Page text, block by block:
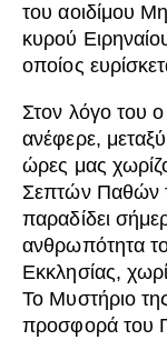
του αοιδίμου
κυρού
οποίος
Στον λόγο του
ανέφερε,
ώρες μας
Σεπτών Παθών
παραδίδει
ανθρωπότητα
Εκκλησίας,
Το Μυστήριο
προσφορά του